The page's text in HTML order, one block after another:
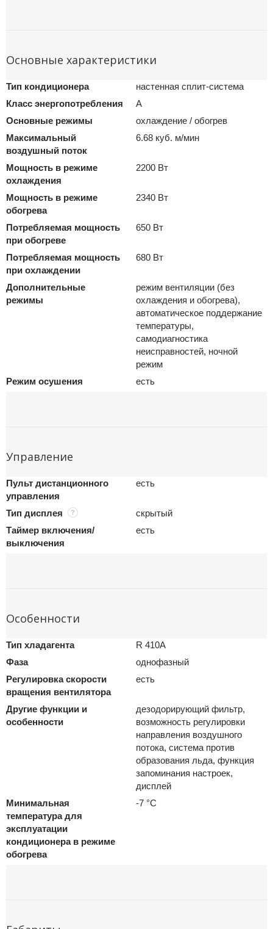
Основные характеристики
Тип кондиционера
настенная сплит-система
Класс энергопотребления
A
Основные режимы
охлаждение / обогрев
Максимальный
воздушный поток
6.68 куб. м/мин
Мощность в режиме
охлаждения
2200 Вт
Мощность в режиме
обогрева
2340 Вт
Потребляемая мощность
при обогреве
650 Вт
Потребляемая мощность
при охлаждении
680 Вт
Дополнительные
режимы
режим вентиляции (без
охлаждения и обогрева),
автоматическое поддержание
температуры,
самодиагностика
неисправностей, ночной
режим
Режим осушения
есть
Управление
Пульт дистанционного
управления
есть
Тип дисплея
скрытый
Таймер включения/
выключения
есть
Особенности
Тип хладагента
R 410A
Фаза
однофазный
Регулировка скорости
вращения вентилятора
есть
Другие функции и
особенности
дезодорирующий фильтр,
возможность регулировки
направления воздушного
потока, система против
образования льда, функция
запоминания настроек,
дисплей
Минимальная
температура для
эксплуатации
кондиционера в режиме
обогрева
-7 °С